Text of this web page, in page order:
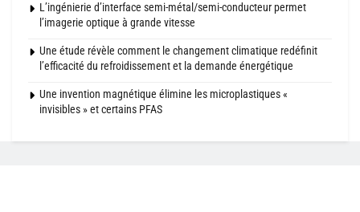
L’ingénierie d’interface semi-métal/semi-conducteur permet
l’imagerie optique à grande vitesse
Une étude révèle comment le changement climatique redéfinit
l’efficacité du refroidissement et la demande énergétique
Une invention magnétique élimine les microplastiques «
invisibles » et certains PFAS